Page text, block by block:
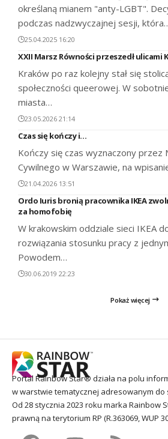
określaną mianem "anty-LGBT".
podczas nadzwyczajnej sesji,
25.04.2025 16:20
XXII Marsz Równości przeszedł ulicami
Kraków po raz kolejny stał się
społeczności queerowej. W
miasta…
23.05.2026 21:14
Czas się kończy i…
Kończy się czas wyznaczony przez
Cywilnego w Warszawie, na
21.04.2026 13:51
Ordo Iuris bronią pracownika IKEA
za homofobię
W krakowskim oddziale sieci IKEA
rozwiązania stosunku pracy z
Powodem…
30.06.2019 22:23
Pokaż więcej
Portal Rainbow Star® działa na polu
w warstwie tematycznej adresowanym do
Od 28 stycznia 2023 roku marka Rainbow
prawną na terytorium RP (R.363069, WUP